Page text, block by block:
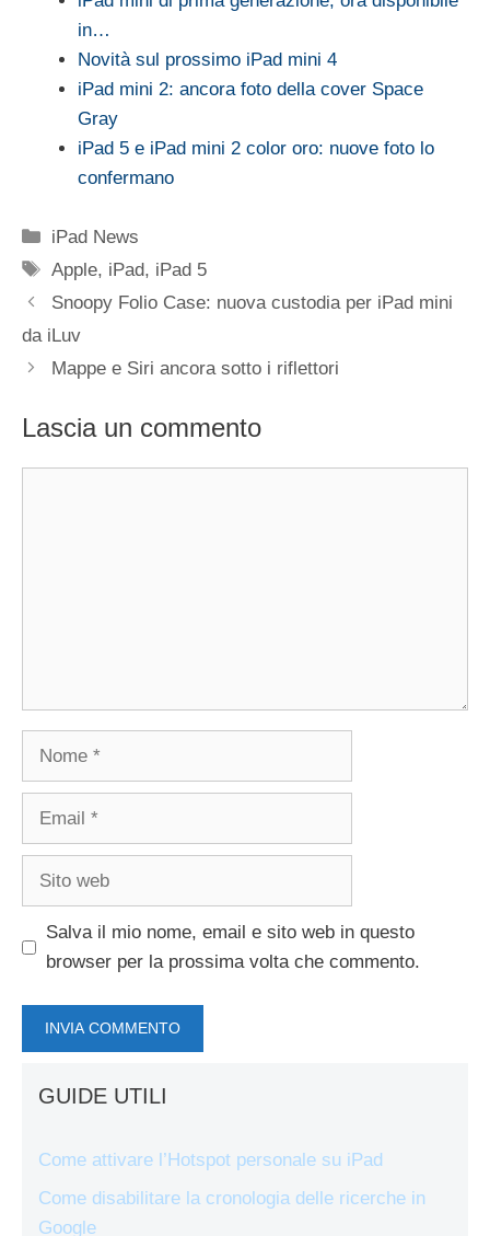
in…
Novità sul prossimo iPad mini 4
iPad mini 2: ancora foto della cover Space
Gray
iPad 5 e iPad mini 2 color oro: nuove foto lo
confermano
Categorie
iPad News
Tag
Apple, iPad, iPad 5
Snoopy Folio Case: nuova custodia per iPad mini
da iLuv
Mappe e Siri ancora sotto i riflettori
Lascia un commento
Nome
Email
Sito
Salva il mio nome, email e sito web in questo
browser per la prossima volta che commento.
GUIDE UTILI
Come attivare l’Hotspot personale su iPad
Come disabilitare la cronologia delle ricerche in
Google